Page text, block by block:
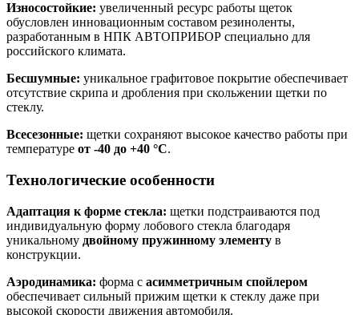
Износостойкие: увеличенный ресурс работы щеток
обусловлен инновационным составом резиноленты,
разработанным в НПК АВТОПРИБОР специально для
российского климата.
Бесшумные: уникальное графитовое покрытие обеспечивает
отсутствие скрипа и дробления при скольжении щетки по
стеклу.
Всесезонные: щетки сохраняют высокое качество работы при
температуре от -40 до +40 °С.
Технологические особенности
Адаптация к форме стекла: щетки подстраиваются под
индивидуальную форму лобового стекла благодаря
уникальному двойному пружинному элементу в
конструкции.
Аэродинамика: форма с асимметричным спойлером
обеспечивает сильный прижим щетки к стеклу даже при
высокой скорости движения автомобиля.